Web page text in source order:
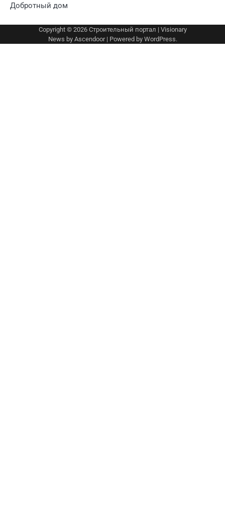
Добротный дом
Copyright © 2026 Строительный портал | Visionary
News by Ascendoor| Powered by WordPress.